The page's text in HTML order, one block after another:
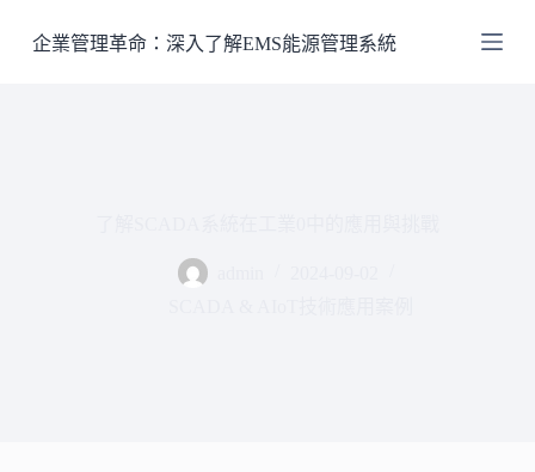
至
企業管理革命：深入了解EMS能源管理系統